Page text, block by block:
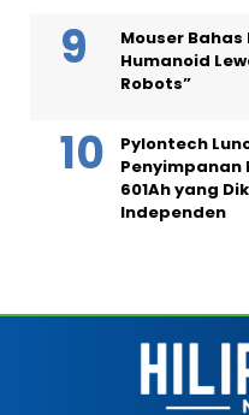
Mouser
Humanoid
Robots”
Pylontech
Penyimpanan
601Ah yang
Independen